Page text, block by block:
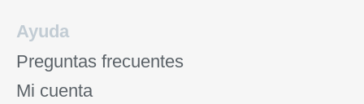
Ayuda
Preguntas frecuentes
Mi cuenta